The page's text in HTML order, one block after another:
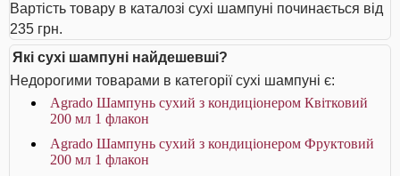
Вартість товару в каталозі сухі шампуні починається від
235 грн.
Які сухі шампуні найдешевші?
Недорогими товарами в категорії сухі шампуні є:
Agrado Шампунь сухий з кондиціонером Квітковий
200 мл 1 флакон
Agrado Шампунь cухий з кондиціонером Фруктовий
200 мл 1 флакон